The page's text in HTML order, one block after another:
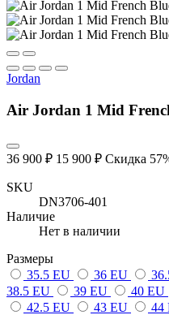
Jordan
Air Jordan 1 Mid
36 900 ₽ 15 900 ₽ Скидка
SKU
DN3706-401
Наличие
Нет в наличии
Размеры
35.5 EU
36 EU
38.5 EU
39 EU 40 EU
42.5 EU
43 EU 44